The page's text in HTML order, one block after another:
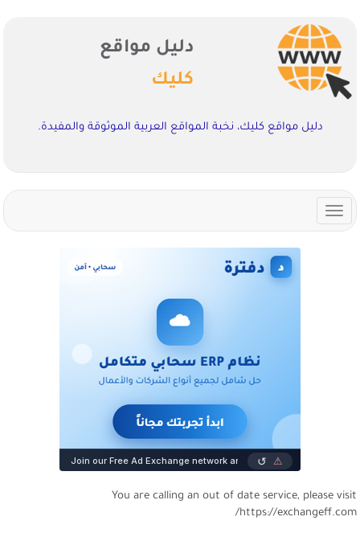
دليل مواقع
كليك
دليل مواقع كليك، نخبة المواقع العربية الموثوقة والمفيدة.
Toggle
navigation
You are calling an out of date service, please visit
https://exchangeff.com/